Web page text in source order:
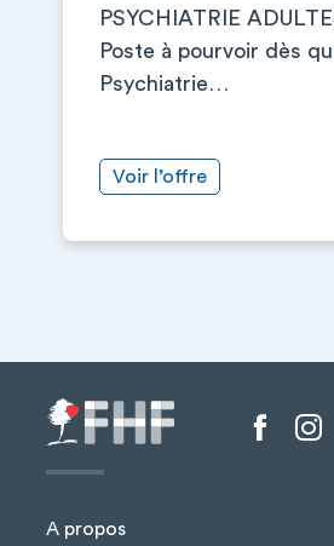
PSYCHIATRIE
Poste à pourvoir dès
Psychiatrie…
Voir l’offre
A propos
Menu